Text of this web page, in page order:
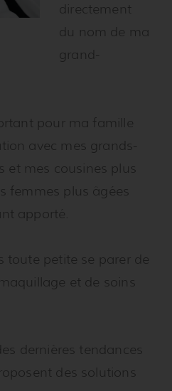
directement
du nom de ma
grand-
pour ma famille
avec mes grands-
et mes cousines plus
femmes plus âgées
apporté.
toute petite se parer de
et de soins
dernières tendances
des solutions